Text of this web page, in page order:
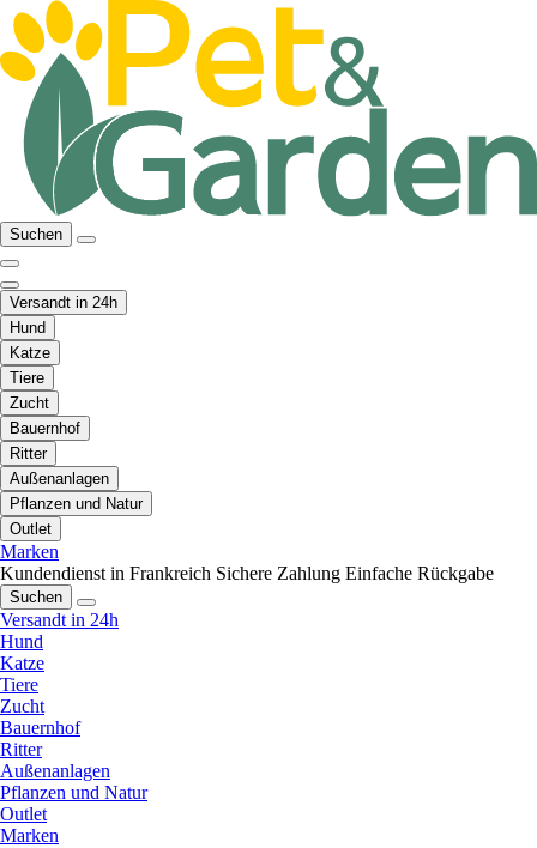
Suchen
Versandt in 24h
Hund
Katze
Tiere
Zucht
Bauernhof
Ritter
Außenanlagen
Pflanzen und Natur
Outlet
Marken
Kundendienst in Frankreich Sichere Zahlung Einfache Rückgabe
Suchen
Versandt in 24h
Hund
Katze
Tiere
Zucht
Bauernhof
Ritter
Außenanlagen
Pflanzen und Natur
Outlet
Marken